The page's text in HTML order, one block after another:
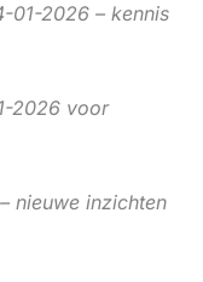
01-2026 – kennis
2026 voor
nieuwe inzichten